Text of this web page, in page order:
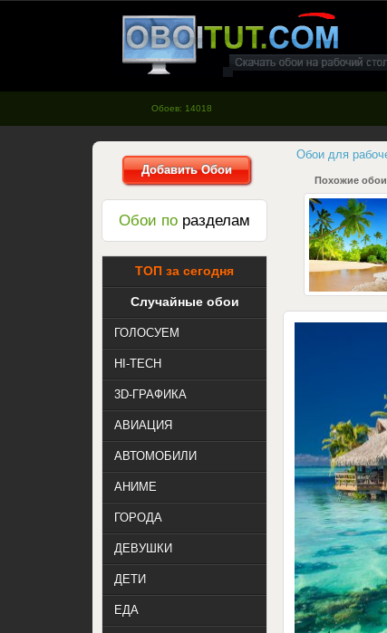
oboitut.com - Обои для
столаОбоев: 14018
Обои для
Похожие обои
Добавить Обои
Обои по разделам
ТОП за сегодня
Случайные обои
ГОЛОСУЕМ
HI-TECH
3D-ГРАФИКА
АВИАЦИЯ
АВТОМОБИЛИ
АНИМЕ
ГОРОДА
ДЕВУШКИ
ДЕТИ
ЕДА